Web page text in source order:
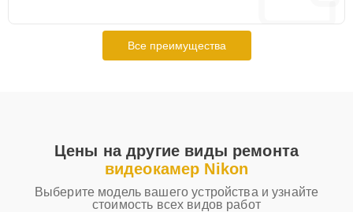
Все преимущества
Цены на другие виды ремонта
видеокамер Nikon
Выберите модель вашего устройства и узнайте
стоимость всех видов работ